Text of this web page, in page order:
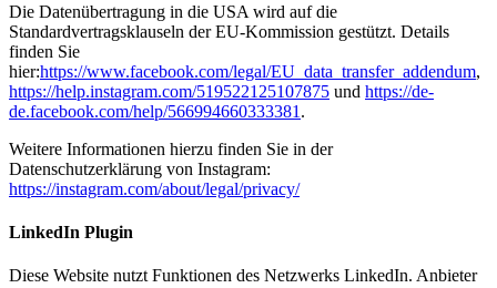
Die Datenübertragung in die USA wird auf die
Standardvertragsklauseln der EU-Kommission gestützt. Details
finden Sie
hier:https://www.facebook.com/legal/EU_data_transfer_addendum,
https://help.instagram.com/519522125107875 und https://de-
de.facebook.com/help/566994660333381 .
Weitere Informationen hierzu finden Sie in der
Datenschutzerklärung von Instagram:
https://instagram.com/about/legal/privacy/
LinkedIn Plugin
Diese Website nutzt Funktionen des Netzwerks LinkedIn. Anbieter